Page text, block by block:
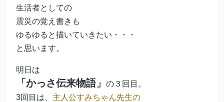
生活者としての
震災の覚え書きも
ゆるゆると描いていきたい・・・
と思います。
明日は
「かっさ伝来物語」の３回目。
3回目は、 主人公すみちゃん先生の